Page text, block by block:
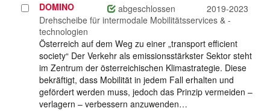
Projekt
auswählen
DOMINO abgeschlossen
2019-2023
Drehscheibe für intermodale Mobilitätsservices & -
technologien
Österreich auf dem Weg zu einer „transport efficient
society“ Der Verkehr als emissionsstärkster Sektor steht
im Zentrum der österreichischen Klimastrategie. Diese
bekräftigt, dass Mobilität in jedem Fall erhalten und
gefördert werden muss, jedoch das Prinzip vermeiden –
verlagern – verbessern anzuwenden…